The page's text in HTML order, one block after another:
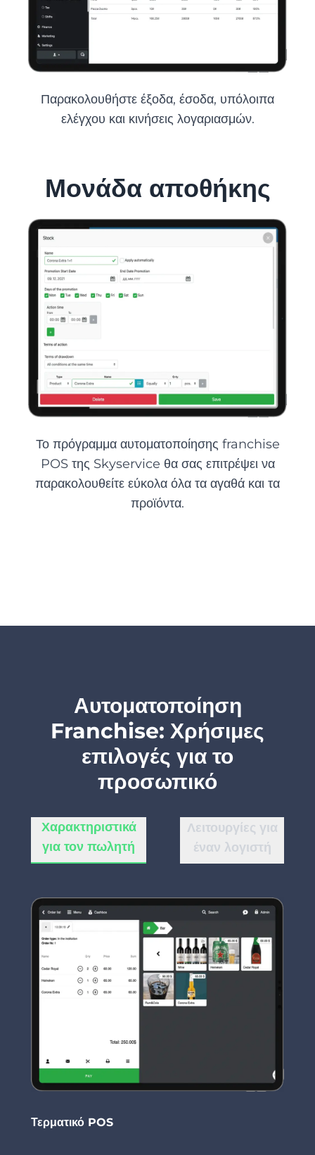
Παρακολουθήστε έξοδα, έσοδα, υπόλοιπα
ελέγχου και κινήσεις λογαριασμών.
Μονάδα αποθήκης
Το πρόγραμμα αυτοματοποίησης franchise
POS της Skyservice θα σας επιτρέψει να
παρακολουθείτε εύκολα όλα τα αγαθά και τα
προϊόντα.
Αυτοματοποίηση
Franchise: Χρήσιμες
επιλογές για το
προσωπικό
Χαρακτηριστικά
για τον πωλητή
Λειτουργίες για
έναν λογιστή
Τερματικό POS